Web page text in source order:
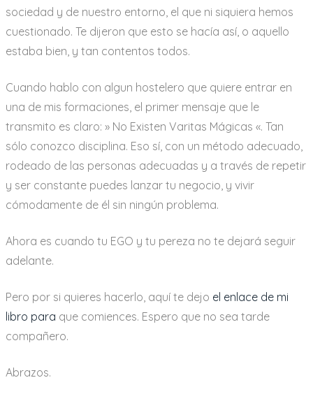
sociedad y de nuestro entorno, el que ni siquiera hemos
cuestionado. Te dijeron que esto se hacía así, o aquello
estaba bien, y tan contentos todos.
Cuando hablo con algun hostelero que quiere entrar en
una de mis formaciones, el primer mensaje que le
transmito es claro: » No Existen Varitas Mágicas «. Tan
sólo conozco disciplina. Eso sí, con un método adecuado,
rodeado de las personas adecuadas y a través de repetir
y ser constante puedes lanzar tu negocio, y vivir
cómodamente de él sin ningún problema.
Ahora es cuando tu EGO y tu pereza no te dejará seguir
adelante.
Pero por si quieres hacerlo, aquí te dejo el enlace de mi
libro para que comiences. Espero que no sea tarde
compañero.
Abrazos.